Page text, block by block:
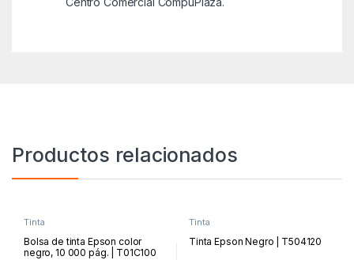
Productos relacionados
Tinta
Bolsa de tinta Epson color
negro, 10 000 pág. | T01C100
Tinta
Tinta Epson Negro | T504120